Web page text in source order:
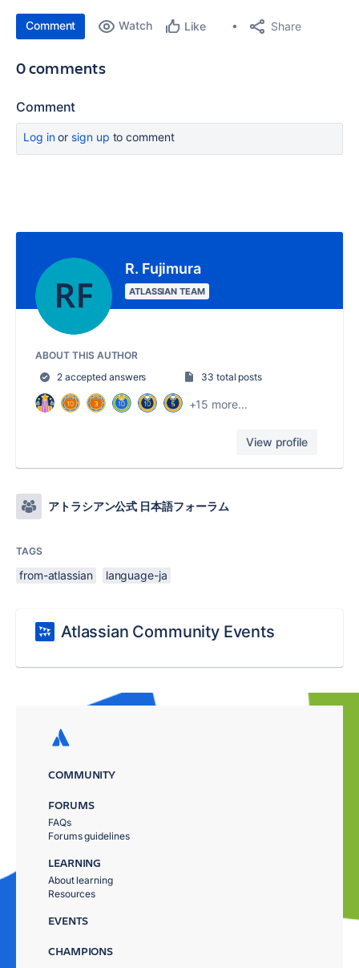
Comment Watch Like Share
0 comments
Comment
Log inor sign up to comment
R. Fujimura
ATLASSIAN TEAM
ABOUT THIS AUTHOR
2 accepted answers
33 total posts
+15 more...
View profile
アトラシアン公式 日本語フォーラム
TAGS
from-atlassian language-ja
Atlassian Community Events
COMMUNITY
FORUMS
FAQs
Forums guidelines
LEARNING
About learning
Resources
EVENTS
CHAMPIONS